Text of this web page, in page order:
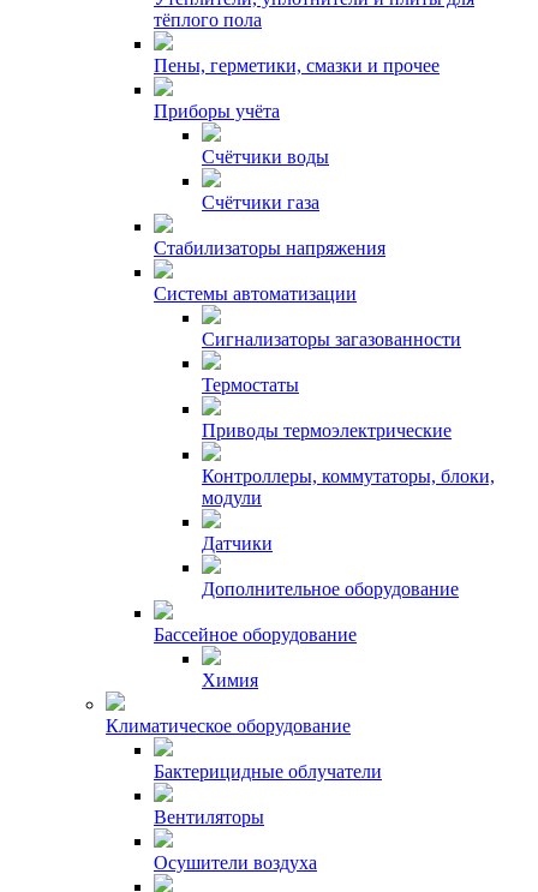
тёплого пола
Пены, герметики, смазки и прочее
Приборы учёта
Счётчики воды
Счётчики газа
Стабилизаторы напряжения
Системы автоматизации
Сигнализаторы загазованности
Термостаты
Приводы термоэлектрические
Контроллеры, коммутаторы, блоки,
модули
Датчики
Дополнительное оборудование
Бассейное оборудование
Химия
Климатическое оборудование
Бактерицидные облучатели
Вентиляторы
Осушители воздуха